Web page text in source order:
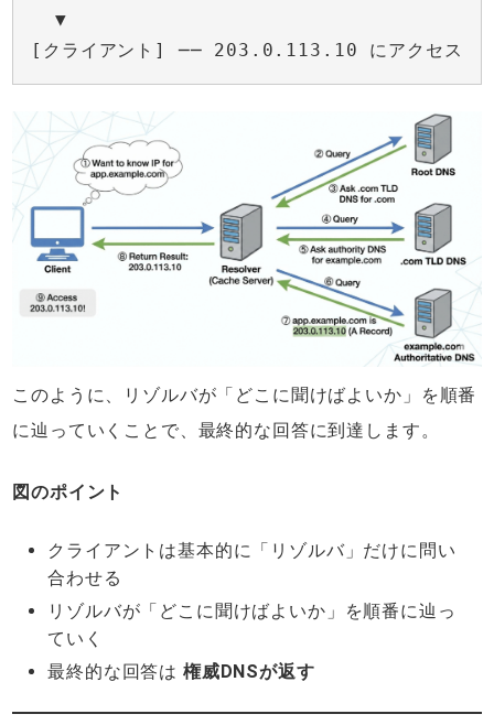
▼
[クライアント] ── 203.0.113.10 にアクセス
このように、リゾルバが「どこに聞けばよいか」を順番
に辿っていくことで、最終的な回答に到達します。
図のポイント
クライアントは基本的に「リゾルバ」だけに問い
合わせる
リゾルバが「どこに聞けばよいか」を順番に辿っ
ていく
最終的な回答は 権威DNSが返す